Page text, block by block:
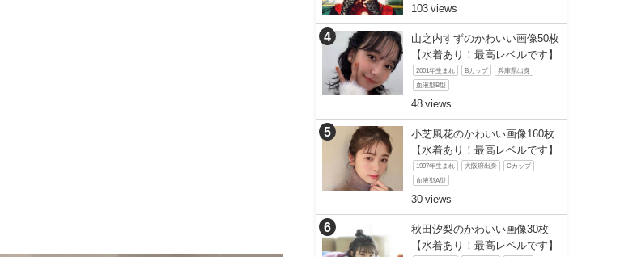
103
山之内すずのかわいい画像50枚
【水着あり！最高レベルです】
2001年生まれ Bカップ 兵庫県出身
血液型B型
48
小芝風花のかわいい画像160枚
【水着あり！最高レベルです】
1997年生まれ 大阪府出身 Cカップ
血液型A型
30
秋田汐梨のかわいい画像30枚
【水着あり！最高レベルです】